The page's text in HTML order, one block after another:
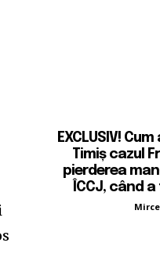
EXCLUSIV!
Timiș cazul
pierderea
ÎCCJ, când